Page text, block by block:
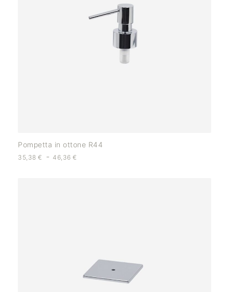
Pompetta in ottone R44
35,38 € - 46,36€